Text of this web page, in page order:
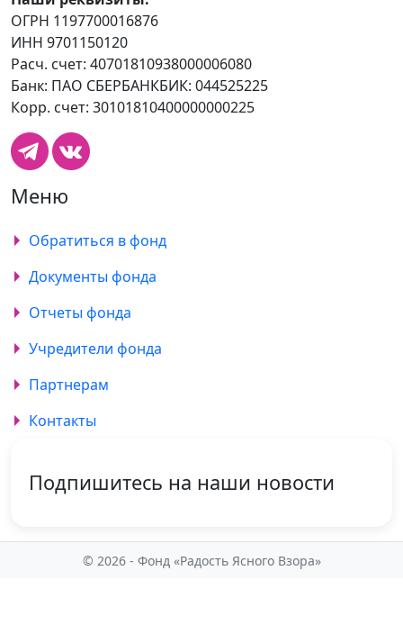
ОГРН 1197700016876
ИНН 9701150120
Расч. счет: 40701810938000006080
Банк: ПАО СБЕРБАНКБИК: 044525225
Корр. счет: 30101810400000000225
Меню
Обратиться в фонд
Документы фонда
Отчеты фонда
Учредители фонда
Партнерам
Контакты
Подпишитесь на наши новости
© 2026 - Фонд «Радость Ясного Взора»